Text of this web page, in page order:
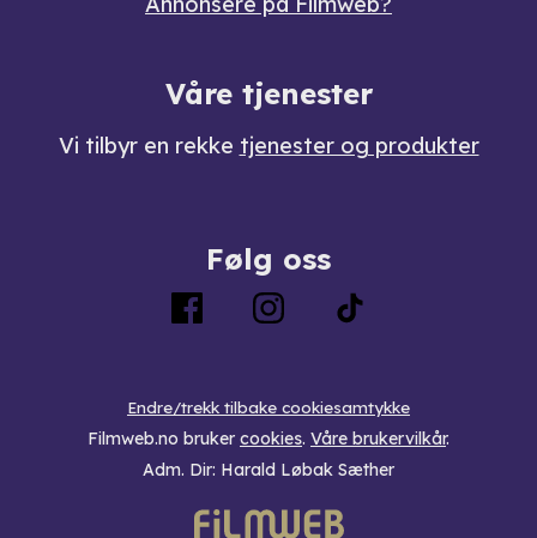
Våre tjenester
Vi tilbyr en rekke tjenester og produkter
Følg oss
Endre/trekk tilbake cookiesamtykke
Filmweb.no bruker cookies. Våre brukervilkår.
Adm. Dir: Harald Løbak Sæther